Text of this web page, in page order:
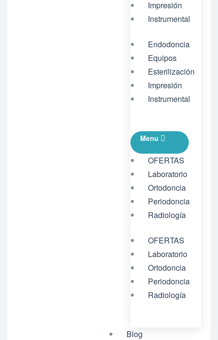
Impresión
Instrumental
Endodoncia
Equipos
Esterilización
Impresión
Instrumental
Menu
OFERTAS
Laboratorio
Ortodoncia
Periodoncia
Radiología
OFERTAS
Laboratorio
Ortodoncia
Periodoncia
Radiología
Blog